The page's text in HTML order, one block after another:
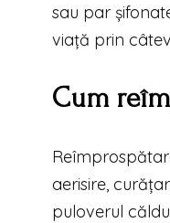
sau par
viață prin
Cum
aerisire,
puloverul